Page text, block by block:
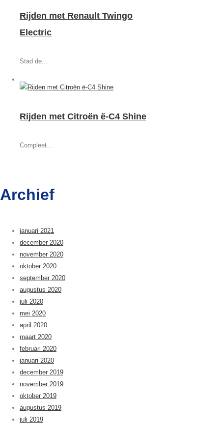
Rijden met Renault Twingo
Electric
Stad de...
Rijden met Citroën ë-C4 Shine
Compleet...
Archief
januari 2021
december 2020
november 2020
oktober 2020
september 2020
augustus 2020
juli 2020
mei 2020
april 2020
maart 2020
februari 2020
januari 2020
december 2019
november 2019
oktober 2019
augustus 2019
juli 2019